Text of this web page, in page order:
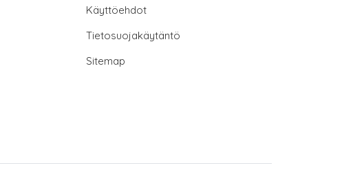
Käyttöehdot
Tietosuojakäytäntö
Sitemap